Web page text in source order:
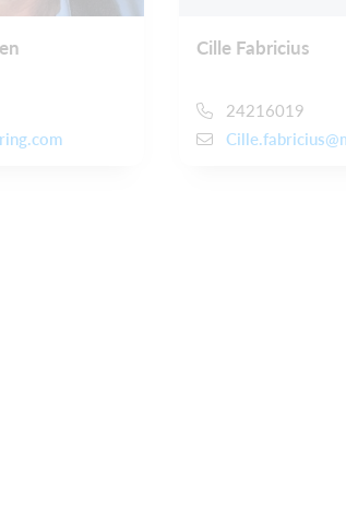
Cille Fabricius
24216019